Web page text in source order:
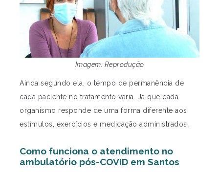
Imagem: Reprodução
Ainda segundo ela, o tempo de permanência de
cada paciente no tratamento varia. Já que cada
organismo responde de uma forma diferente aos
estímulos, exercícios e medicação administrados.
Como funciona o atendimento no
ambulatório pós-COVID em Santos